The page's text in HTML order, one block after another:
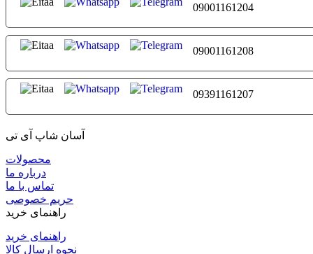
09001161204
09001161208
09391161207
آسان شاپ آی تی
محصولات
درباره ما
تماس با ما
حریم خصوصی
راهنمای خرید
راهنمای خرید
نحوه ارسال کالا